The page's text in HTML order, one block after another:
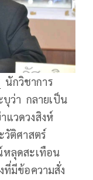
นักวิชาการ
ว่า กลายเป็น
แวดวงสิงห์
วัติศาสตร์
หลุดสะเทือน
ที่มีข้อความสั่ง